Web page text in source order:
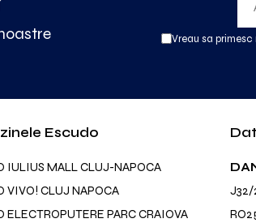
Vreau sa
Escudo
IULIUS MALL CLUJ-NAPOCA
VIVO! CLUJ NAPOCA
ELECTROPUTERE PARC CRAIOVA
J32/